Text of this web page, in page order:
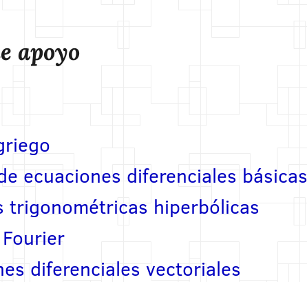
apoyo
ecuaciones diferenciales básicas
trigonométricas hiperbólicas
diferenciales vectoriales